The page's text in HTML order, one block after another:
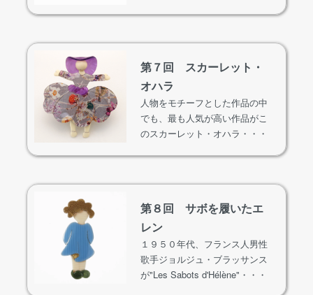
第７回 スカーレット・
オハラ
人物をモチーフとした作品の中
でも、最も人気が高い作品がこ
のスカーレット・オハラ・・・
第８回 サボを履いたエ
レン
１９５０年代、フランス人男性
歌手ジョルジュ・ブラッサンス
が"Les Sabots d'Hélène"・・・